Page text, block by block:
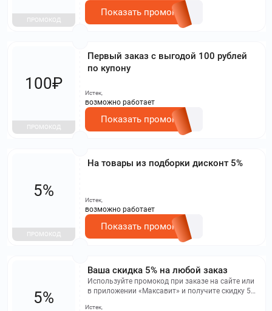
ПРОМОКОД
Показать промокод
Первый заказ с выгодой 100 рублей
по купону
100₽
ПРОМОКОД
Истек,
возможно работает
Показать промокод
На товары из подборки дисконт 5%
5%
ПРОМОКОД
Истек,
возможно работает
Показать промокод
Ваша скидка 5% на любой заказ
Используйте промокод при заказе на сайте или
в приложении «Максавит» и получите скидку 5%.
5%
Истек,